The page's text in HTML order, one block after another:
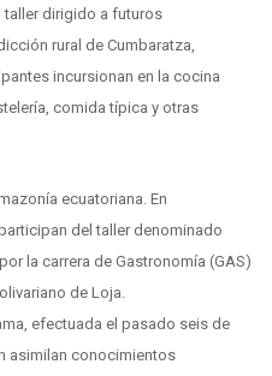
taller dirigido a futuros
rural de Cumbaratza,
incursionan en la cocina
comida típica y otras
ecuatoriana. En
del taller denominado
la carrera de Gastronomía (GAS)
de Loja.
efectuada el pasado seis de
asimilan conocimientos